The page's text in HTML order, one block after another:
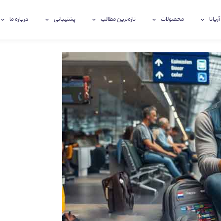
آریانا محصولات تازه‌ترین‌ مطالب پشتیبانی درباره ما